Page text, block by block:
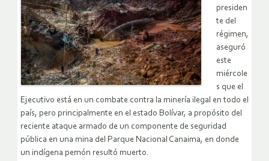
presiden
te del
régimen,
aseguró
este
miércole
s que el
Ejecutivo está en un combate contra la minería ilegal en todo el
país, pero principalmente en el estado Bolívar, a propósito del
reciente ataque armado de un componente de seguridad
pública en una mina del Parque Nacional Canaima, en donde
un indígena pemón resultó muerto.